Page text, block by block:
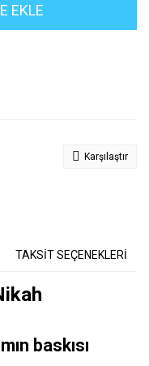
EKLE
Karşılaştır
TAKSİT SEÇENEKLERİ
baskısı